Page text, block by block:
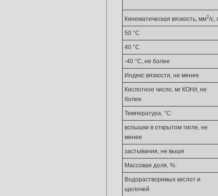
Кинематическая вязкость, мм2/с,
50 °C
40 °С
-40 °С, не более
Индекс вязкости, не менее
Кислотное число, мг КОН/г, не
более
Температура, °С:
вспышки в открытом тигле, не
менее
застывания, не выше
Массовая доля, %:
Водорастворимых кислот и
щелочей